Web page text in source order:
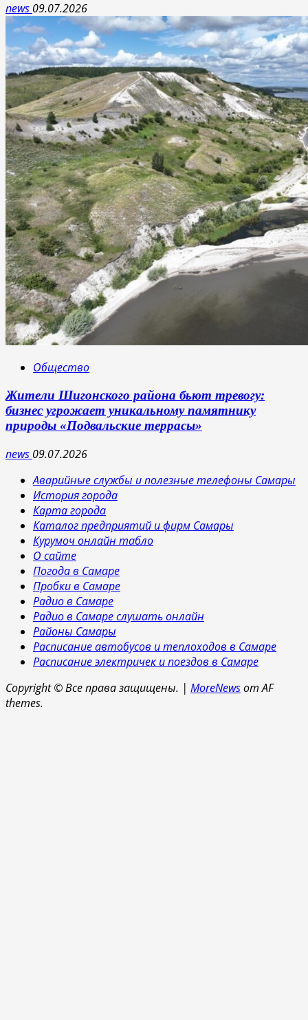
news 09.07.2026
Общество
Жители Шигонского района бьют тревогу:
бизнес угрожает уникальному памятнику
природы «Подвальские террасы»
news 09.07.2026
Аварийные службы и полезные телефоны Самары
История города
Карта города
Каталог предприятий и фирм Самары
Курумоч онлайн табло
О сайте
Погода в Самаре
Пробки в Самаре
Радио в Самаре
Радио в Самаре слушать онлайн
Районы Самары
Расписание автобусов и теплоходов в Самаре
Расписание электричек и поездов в Самаре
Copyright © Все права защищены. | MoreNewsот AF
themes.